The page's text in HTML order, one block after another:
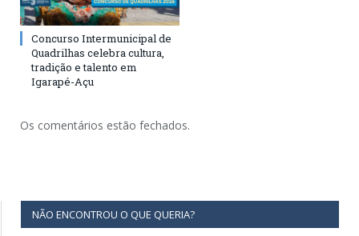
Concurso Intermunicipal de
Quadrilhas celebra cultura,
tradição e talento em
Igarapé-Açu
Os comentários estão fechados.
NÃO ENCONTROU O QUE QUERIA?